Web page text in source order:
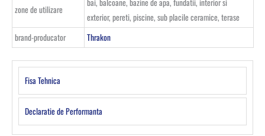
zone de utilizare
bai, balcoane, bazine de apa, fundatii, interior si
exterior, pereti, piscine, sub placile ceramice, terase
brand-producator
Thrakon
Fisa Tehnica
Declaratie de Performanta